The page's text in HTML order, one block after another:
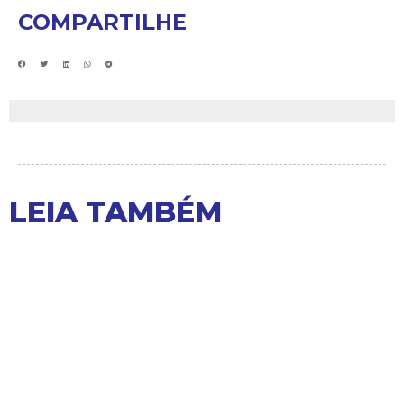
COMPARTILHE
LEIA TAMBÉM